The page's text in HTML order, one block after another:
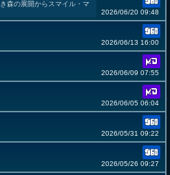
森の展開からスマイル・マ
2026/06/20 09:48
2026/06/13 16:00
2026/06/09 07:55
2026/06/05 06:04
2026/05/31 09:22
2026/05/26 09:27